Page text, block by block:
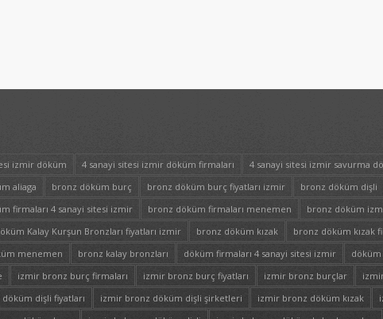
izmir döküm 4 sanayi sitesi izmir döküm firmaları 4 sanayi sitesi izmir savurma
aliaga bronz döküm burç bronz döküm burç fiyatları izmir bronz döküm dişli
firmaları 4 sanayi sitesi izmir bronz döküm firmaları menemen bronz döküm
Kalay Kurşun Bronzları fiyatları izmir bronz döküm kızak bronz döküm kızak
menemen bronz kalay bronzları döküm firmaları 4 sanayi sitesi izmir
izmir bronz burç firmaları izmir bronz burç fiyatları izmir bronz burçlar
dişli fiyatları izmir bronz döküm dişli şirketleri izmir bronz döküm kızak